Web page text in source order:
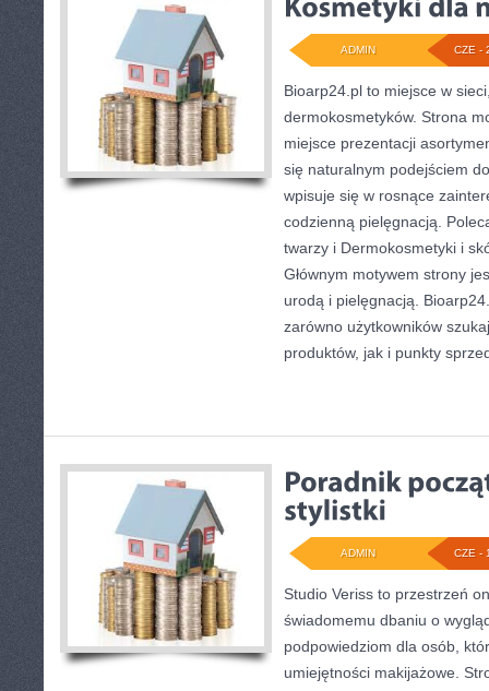
CZE -
ADMIN
Bioarp24.pl to miejsce w
dermokosmetyków. Strona
miejsce prezentacji
się naturalnym podejściem
wpisuje się w rosnące
codzienną pielęgnacją.
twarzy i Dermokosmetyki i
Głównym motywem strony
urodą i pielęgnacją.
zarówno użytkowników
produktów, jak i punkty
CZE -
ADMIN
Studio Veriss to przestrzeń
świadomemu dbaniu o
podpowiedziom dla osób,
umiejętności makijażowe.